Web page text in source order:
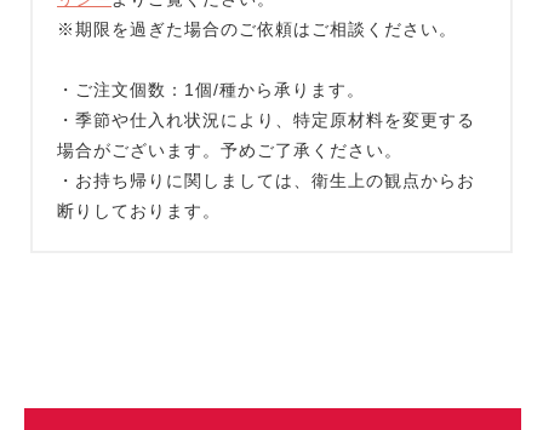
※期限を過ぎた場合のご依頼はご相談ください。
・ご注文個数：1個/種から承ります。
・季節や仕入れ状況により、特定原材料を変更する
場合がございます。予めご了承ください。
・お持ち帰りに関しましては、衛生上の観点からお
断りしております。